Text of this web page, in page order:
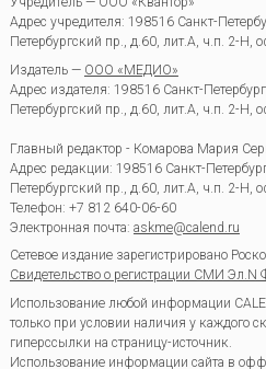
Адрес учредителя: 198516 Санкт-
Петербургский пр., д.60, лит.А, ч.п. 2-Н,
Издатель — ООО «МЕДИО»
Адрес издателя: 198516 Санкт-
Петербургский пр., д.60, лит.А, ч.п. 2-Н,
Главный редактор - Комарова Мария
Адрес редакции: 198516 Санкт-
Петербургский пр., д.60, лит.А, ч.п. 2-Н,
Телефон: +7 812 640-06-60
Электронная почта: askme@calend.ru
Сетевое издание зарегистрировано
Свидетельство о регистрации СМИ Эл.N
Использование любой информации
только при условии наличия у каждого
гиперссылки на страницу-источник.
Использование информации сайта в